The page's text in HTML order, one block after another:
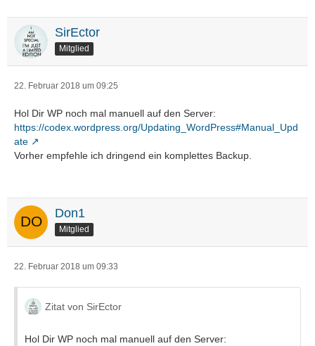
SirEctor
Mitglied
22. Februar 2018 um 09:25
Hol Dir WP noch mal manuell auf den Server:
https://codex.wordpress.org/Updating_WordPress#Manual_Upd
ate
Vorher empfehle ich dringend ein komplettes Backup.
Don1
Mitglied
22. Februar 2018 um 09:33
Zitat von SirEctor
Hol Dir WP noch mal manuell auf den Server: